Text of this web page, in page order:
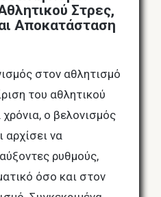
Στρες,
Αποκατάσταση
στον αθλητισμό
του αθλητικού
ο βελονισμός
αρχίσει να
ρυθμούς,
όσο και στον